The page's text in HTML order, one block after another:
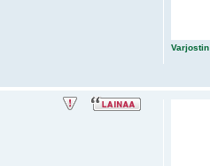
Varjostin